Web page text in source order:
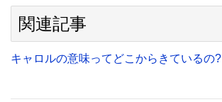
関連記事
キャロルの意味ってどこからきているの?